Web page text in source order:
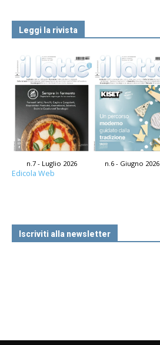
Leggi la rivista
n.7 - Luglio 2026 n.6 - Giugno 2026
Edicola Web
Iscriviti alla newsletter